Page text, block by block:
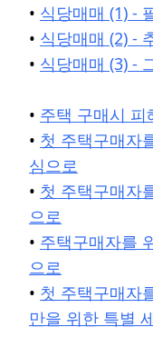
• 식당매매 (1) -
• 식당매매 (2) -
• 식당매매 (3) -
• 주택 구매시 피
• 첫 주택구매자
심으로
• 첫 주택구매자
으로
• 주택구매자를
으로
• 첫 주택구매자
만을 위한 특별